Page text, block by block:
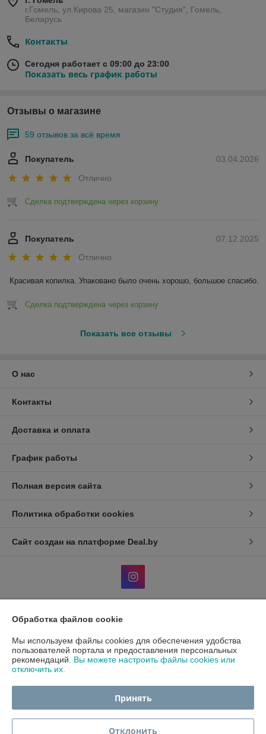
г.Гомель, ул.Кирова 25, магазин "Студия", Гомель,
Беларусь
Контакты
Сегодня работает с 09:00 до 23:00
Показать весь график работы
Отзывы о магазине
59 отзывов за всё время
03.04.2026
Покупатель
Отлично
Сделка подтверждена через корзину
07.12.2025
Покупатель
Отлично
Красивая копилка. Упаковано было очень хорошо, большое спасибо.
Сделка подтверждена через корзину
Показать все отзывы
О нас
Контакты
Доставка и оплата
График работы
Полная версия сайта
Политика обработки cookies
Сайт создан на платформе Deal.by
Информация для покупателя
Индивидуальный предприниматель:ИП Гавриленко Светлана
Михайловна
Пушкина 22а/5
г.Гомеля
Обработка файлов cookie
Мы используем файлы cookies для обеспечения удобства
пользователей портала и предоставления персональных
рекомендаций. Вы можете настроить файлы cookies или
отключить их.
Принять
Отклонить